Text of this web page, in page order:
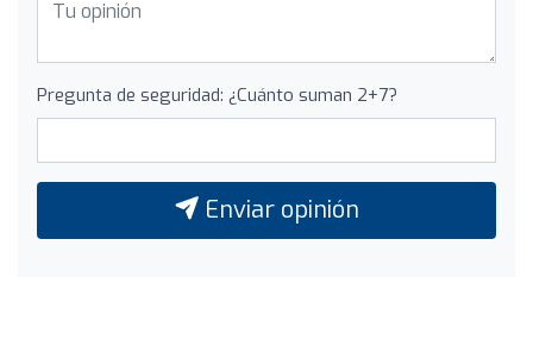
Pregunta de seguridad: ¿Cuánto suman 2+7?
Enviar opinión